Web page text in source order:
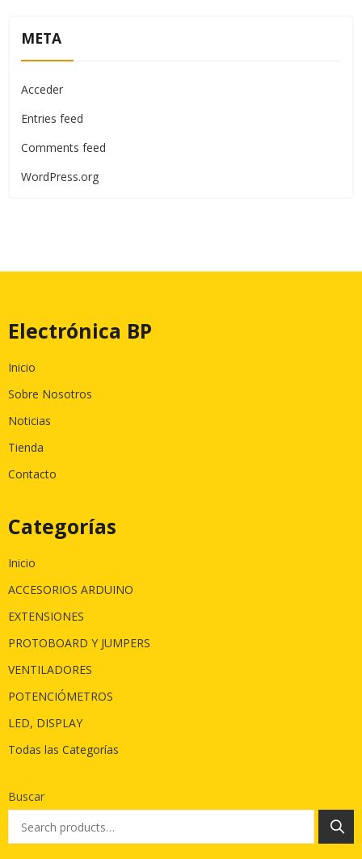
META
Acceder
Entries feed
Comments feed
WordPress.org
Electrónica BP
Inicio
Sobre Nosotros
Noticias
Tienda
Contacto
Categorías
Inicio
ACCESORIOS ARDUINO
EXTENSIONES
PROTOBOARD Y JUMPERS
VENTILADORES
POTENCIÓMETROS
LED, DISPLAY
Todas las Categorías
Buscar